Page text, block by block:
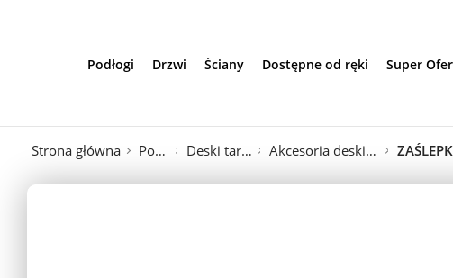
Podłogi Drzwi Ściany Dostępne od ręki Super
Strona główna Podłogi Deski tarasowe Akcesoria deski tarasowe